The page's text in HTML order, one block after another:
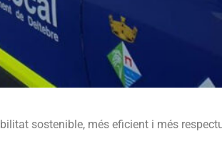
sostenible, més eficient i més